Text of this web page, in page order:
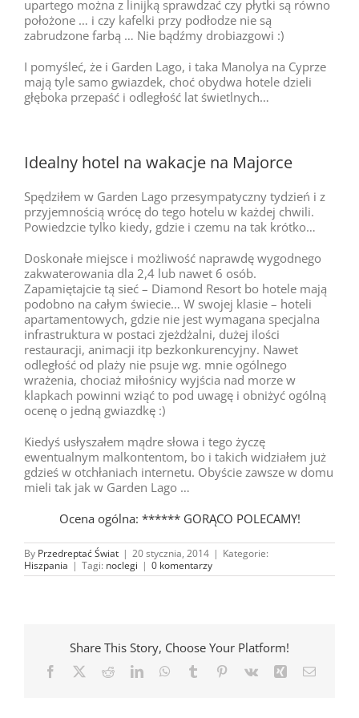
upartego można z linijką sprawdzać czy płytki są równo
położone … i czy kafelki przy podłodze nie są
zabrudzone farbą … Nie bądźmy drobiazgowi :)
I pomyśleć, że i Garden Lago, i taka Manolya na Cyprze
mają tyle samo gwiazdek, choć obydwa hotele dzieli
głęboka przepaść i odległość lat świetlnych…
Idealny hotel na wakacje na Majorce
Spędziłem w Garden Lago przesympatyczny tydzień i z
przyjemnością wrócę do tego hotelu w każdej chwili.
Powiedzcie tylko kiedy, gdzie i czemu na tak krótko…
Doskonałe miejsce i możliwość naprawdę wygodnego
zakwaterowania dla 2,4 lub nawet 6 osób.
Zapamiętajcie tą sieć – Diamond Resort bo hotele mają
podobno na całym świecie… W swojej klasie – hoteli
apartamentowych, gdzie nie jest wymagana specjalna
infrastruktura w postaci zjeżdżalni, dużej ilości
restauracji, animacji itp bezkonkurencyjny. Nawet
odległość od plaży nie psuje wg. mnie ogólnego
wrażenia, chociaż miłośnicy wyjścia nad morze w
klapkach powinni wziąć to pod uwagę i obniżyć ogólną
ocenę o jedną gwiazdkę :)
Kiedyś usłyszałem mądre słowa i tego życzę
ewentualnym malkontentom, bo i takich widziałem już
gdzieś w otchłaniach internetu. Obyście zawsze w domu
mieli tak jak w Garden Lago …
Ocena ogólna: ****** GORĄCO POLECAMY!
By Przedreptać Świat | 20 stycznia, 2014 | Kategorie:
Hiszpania | Tagi: noclegi | 0 komentarzy
Share This Story, Choose Your Platform!
Facebook RedditLinkedInWhatsApp
Tumblr Pinterest
Vk Xing Email